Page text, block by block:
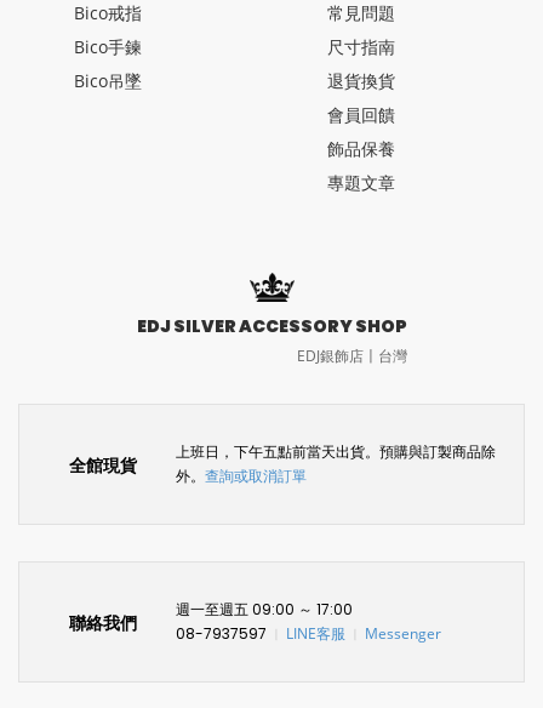
Bico戒指
Bico手鍊
Bico吊墜
常見問題
尺寸指南
退貨換貨
會員回饋
飾品保養
專題文章
EDJ SILVER ACCESSORY SHOP
EDJ銀飾店〡台灣
全館現貨
上班日，下午五點前當天出貨。預購與訂製商品除
外。 查詢或取消訂單
聯絡我們
週一至週五 09:00 ～ 17:00
08-7937597
LINE客服 Messenger